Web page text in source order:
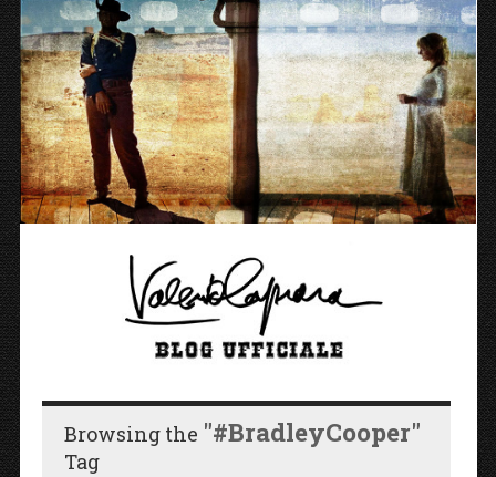
Browsing the "#BradleyCooper"
Tag